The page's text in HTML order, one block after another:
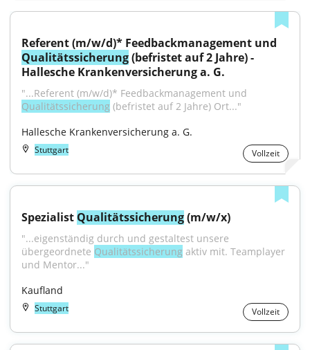
Qualitätssicherung (befristet auf 2 Jahre) -
Hallesche Krankenversicherung a. G.
Qualitätssicherung (befristet auf 2 Jahre) Ort..."
Hallesche Krankenversicherung a. G.
Stuttgart Vollzeit
Spezialist Qualitätssicherung (m/w/x)
"...eigenständig durch und gestaltest unsere
übergeordnete Qualitätssicherung aktiv mit. Teamplayer
und Mentor..."
Kaufland
Stuttgart Vollzeit